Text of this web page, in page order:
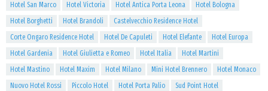
Hotel San Marco
Hotel Victoria Hotel Antica Porta Leona
Hotel Bologna
Hotel Borghetti
Hotel Brandoli
Castelvecchio Residence Hotel
Corte Ongaro Residence Hotel
Hotel De Capuleti Hotel Elefante
Hotel Europa
Hotel Gardenia
Hotel Giulietta e Romeo Hotel Italia
Hotel Martini
Hotel Mastino
Hotel Maxim Hotel Milano Mini Hotel Brennero
Hotel Monaco
Nuovo Hotel Rossi
Piccolo Hotel Hotel Porta Palio
Sud Point Hotel